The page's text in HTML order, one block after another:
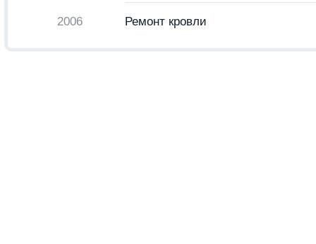
2006 Ремонт кровли